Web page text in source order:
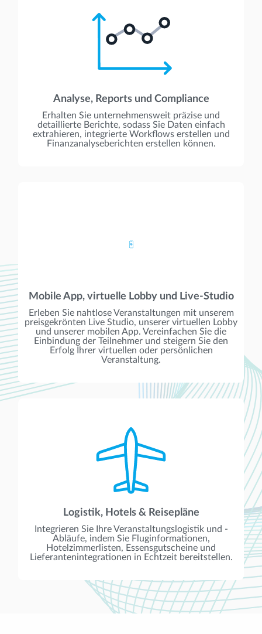
Analyse, Reports und Compliance
Erhalten Sie unternehmensweit präzise und
detaillierte Berichte, sodass Sie Daten einfach
extrahieren, integrierte Workflows erstellen und
Finanzanalyseberichten erstellen können.
Mobile App, virtuelle Lobby und Live-Studio
Erleben Sie nahtlose Veranstaltungen mit unserem
preisgekrönten Live Studio, unserer virtuellen Lobby
und unserer mobilen App. Vereinfachen Sie die
Einbindung der Teilnehmer und steigern Sie den
Erfolg Ihrer virtuellen oder persönlichen
Veranstaltung.
Logistik, Hotels & Reisepläne
Integrieren Sie Ihre Veranstaltungslogistik und -
Abläufe, indem Sie Fluginformationen,
Hotelzimmerlisten, Essensgutscheine und
Lieferantenintegrationen in Echtzeit bereitstellen.